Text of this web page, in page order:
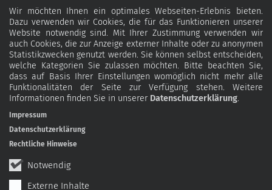
Wir möchten Ihnen ein optimales Webseiten-Erlebnis bieten.
Dazu verwenden wir Cookies, die für das Funktionieren unserer
Website notwendig sind. Mit Ihrer Zustimmung verwenden wir
auch Cookies, die zur Anzeige externer Inhalte oder zu anonymen
Statistikzwecken genutzt werden. Sie können selbst entscheiden,
welche Kategorien Sie zulassen möchten. Bitte beachten Sie,
dass auf Basis Ihrer Einstellungen womöglich nicht mehr alle
Funktionalitäten der Seite zur Verfügung stehen. Weitere
Informationen finden Sie in unserer Datenschutzerklärung.
Notwendig
Externe Inhalte
Impressum
Datenschutzerklärung
Rechtliche Hinweise